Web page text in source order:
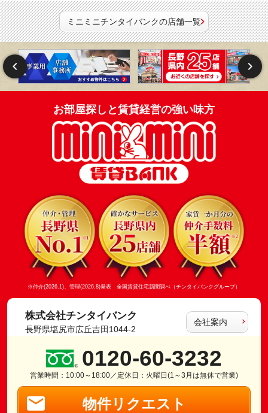
ミニミニチンタイバンクの店舗一覧
お部屋探しと賃貸経営の強い味方
※仲介(2026.1)、管理(2026.8)発表 全国賃貸住宅新聞調べ（チンタイバンクグループ）
株式会社チンタイバンク
長野県塩尻市広丘吉田1044-2
会社案内
0120-60-3232
営業時間：10:00～18:00／定休日：火曜日(1～3月は無休で営業)
物件リクエスト